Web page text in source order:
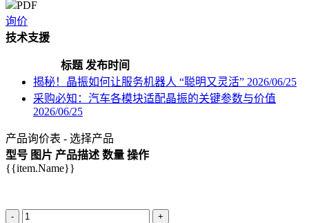
PDF
询价
技术支援
标题 发布时间
揭秘！晶振如何让服务机器人 “聪明又灵活” 2026/06/25
采购必知：汽车各模块适配晶振的关键参数与价值
2026/06/25
产品询价表 - 选择产品
型号 图片 产品描述 数量 操作
{{item.Name}}
- +